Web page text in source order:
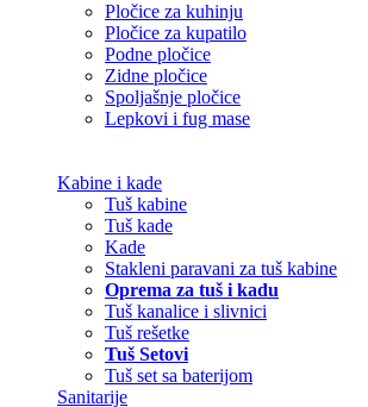
Pločice za kuhinju
Pločice za kupatilo
Podne pločice
Zidne pločice
Spoljašnje pločice
Lepkovi i fug mase
Kabine i kade
Tuš kabine
Tuš kade
Kade
Stakleni paravani za tuš kabine
Oprema za tuš i kadu
Tuš kanalice i slivnici
Tuš rešetke
Tuš Setovi
Tuš set sa baterijom
Sanitarije